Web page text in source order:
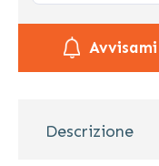
Descrizione